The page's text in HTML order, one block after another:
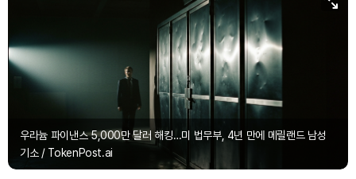
우라늄 파이낸스 5,000만 달러 해킹…미 법무부, 4년 만에 메릴랜드 남성
기소 / TokenPost.ai